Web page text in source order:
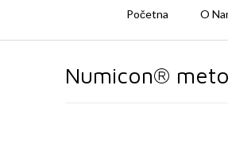
Početna O
Numicon®